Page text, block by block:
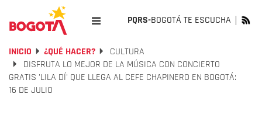
PQRS-BOGOTÁ TE ESCUCHA
INICIO ¿QUÉ HACER?
CULTURA
DISFRUTA LO MEJOR DE LA MÚSICA CON CONCIERTO
GRATIS 'LILA DÍ' QUE LLEGA AL CEFE CHAPINERO EN BOGOTÁ:
16 DE JULIO